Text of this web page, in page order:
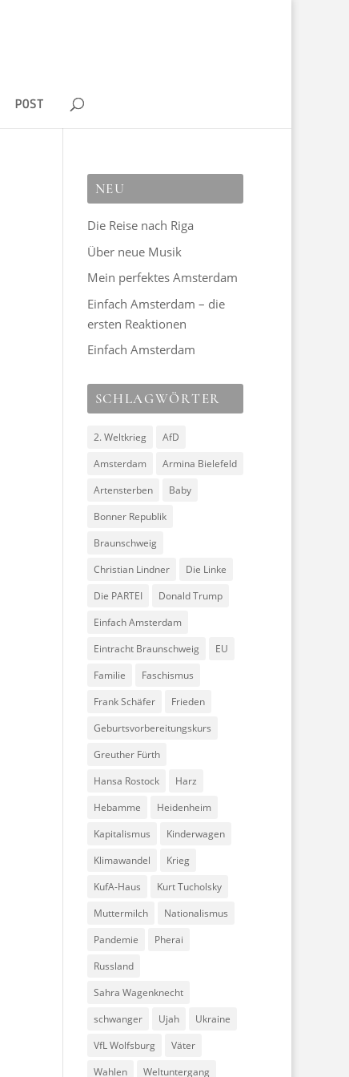
POST
NEU
Die Reise nach Riga
Über neue Musik
Mein perfektes Amsterdam
Einfach Amsterdam – die
ersten Reaktionen
Einfach Amsterdam
SCHLAGWÖRTER
2. Weltkrieg
AfD
Amsterdam
Armina Bielefeld
Artensterben
Baby
Bonner Republik
Braunschweig
Christian Lindner
Die Linke
Die PARTEI
Donald Trump
Einfach Amsterdam
Eintracht Braunschweig
EU
Familie
Faschismus
Frank Schäfer
Frieden
Geburtsvorbereitungskurs
Greuther Fürth
Hansa Rostock
Harz
Hebamme
Heidenheim
Kapitalismus
Kinderwagen
Klimawandel
Krieg
KufA-Haus
Kurt Tucholsky
Muttermilch
Nationalismus
Pandemie
Pherai
Russland
Sahra Wagenknecht
schwanger
Ujah
Ukraine
VfL Wolfsburg
Väter
Wahlen
Weltuntergang